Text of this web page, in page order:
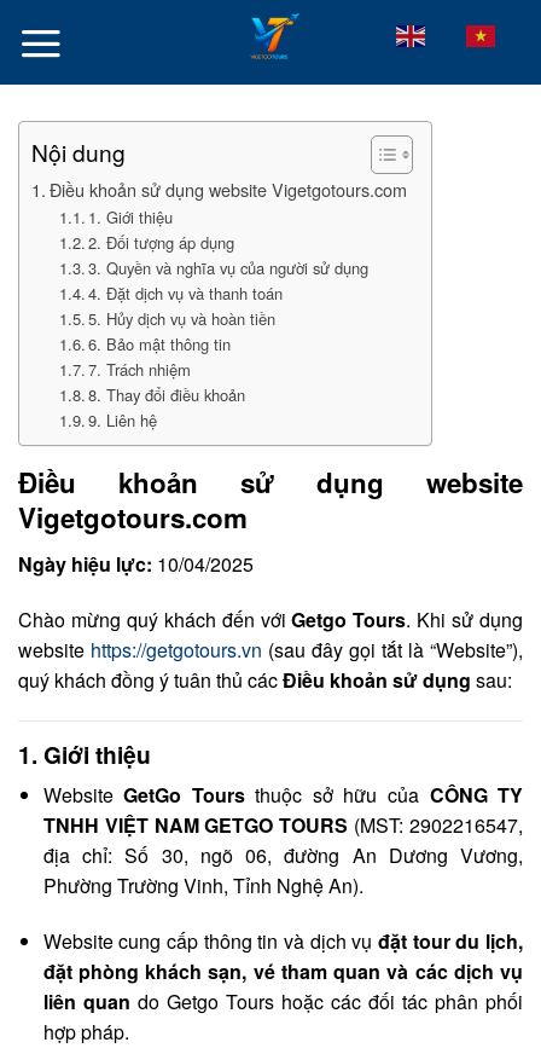
Nội dung
Điều khoản sử dụng website Vigetgotours.com
1. Giới thiệu
2. Đối tượng áp dụng
3. Quyền và nghĩa vụ của người sử dụng
4. Đặt dịch vụ và thanh toán
5. Hủy dịch vụ và hoàn tiền
6. Bảo mật thông tin
7. Trách nhiệm
8. Thay đổi điều khoản
9. Liên hệ
Điều khoản sử dụng website
Vigetgotours.com
Ngày hiệu lực: 10/04/2025
Chào mừng quý khách đến vớiGetgo Tours. Khi sử dụng
website https://getgotours.vn (sau đây gọi tắt là “Website”),
quý khách đồng ý tuân thủ cácĐiều khoản sử dụng sau:
1. Giới thiệu
WebsiteGetGo Toursthuộc sở hữu của CÔNG TY
TNHH VIỆT NAM GETGO TOURS (MST: 2902216547,
địa chỉ: Số 30, ngõ 06, đường An Dương Vương,
Phường Trường Vinh, Tỉnh Nghệ An).
Website cung cấp thông tin và dịch vụđặt tour du lịch,
đặt phòng khách sạn, vé tham quan và các dịch vụ
liên quan do Getgo Tours hoặc các đối tác phân phối
hợp pháp.